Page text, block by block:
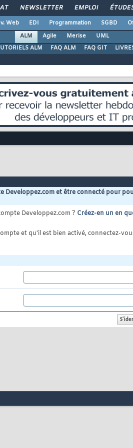
NEWSLETTER EMPLOI
Web EDI Programmation SGBD
ALM
Agile Merise
UML
ALM FAQ ALM FAQ GIT
Developpez.com et être connecté pour
Developpez.com ? Créez-en un en
et qu'il est bien activé, connectez-